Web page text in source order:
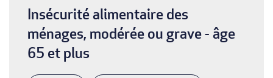
d'Ariane
Insécurité alimentaire des
ménages, modérée ou grave - âge
65 et plus